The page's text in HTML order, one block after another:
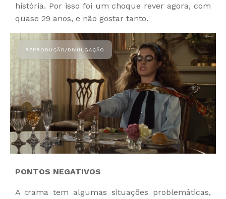
história. Por isso foi um choque rever agora, com
quase 29 anos, e não gostar tanto.
PONTOS NEGATIVOS
A trama tem algumas situações problemáticas,